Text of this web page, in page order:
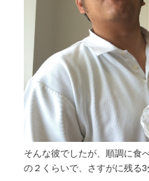
そんな彼でしたが、順調に食
の２くらいで、さすがに残る3